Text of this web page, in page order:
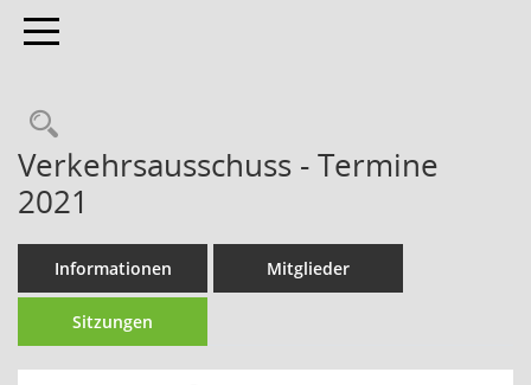
Toggle navigation
Verkehrsausschuss - Termine
2021
Informationen Mitglieder
Sitzungen